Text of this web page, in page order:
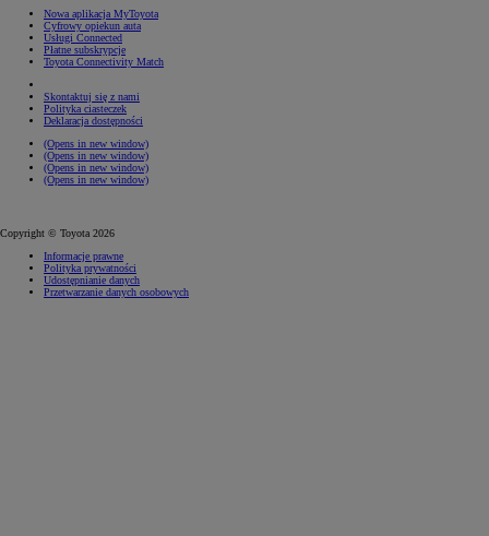
Nowa aplikacja MyToyota
Cyfrowy opiekun auta
Usługi Connected
Płatne subskrypcje
Toyota Connectivity Match
Skontaktuj się z nami
Polityka ciasteczek
Deklaracja dostępności
(Opens in new window)
(Opens in new window)
(Opens in new window)
(Opens in new window)
Copyright © Toyota 2026
Informacje prawne
Polityka prywatności
Udostępnianie danych
Przetwarzanie danych osobowych